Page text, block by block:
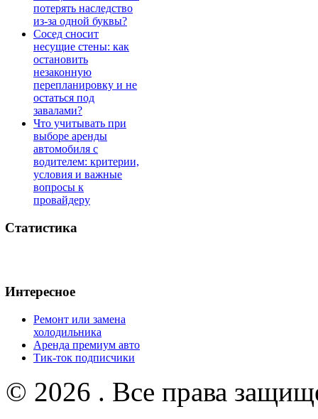
потерять наследство
из-за одной буквы?
Сосед сносит
несущие стены: как
остановить
незаконную
перепланировку и не
остаться под
завалами?
Что учитывать при
выборе аренды
автомобиля с
водителем: критерии,
условия и важные
вопросы к
провайдеру
Статистика
Интересное
Ремонт или замена
холодильника
Аренда премиум авто
Тик-ток подписчики
© 2026 . Все права